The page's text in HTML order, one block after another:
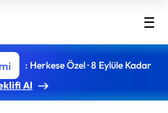
: Herkese Özel · 8 Eylüle Kadar
Al